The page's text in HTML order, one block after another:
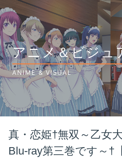
アニメ＆ビジュ
ANIME & VISUAL
真・恋姫†無双～乙女
Blu-ray第三巻です～†